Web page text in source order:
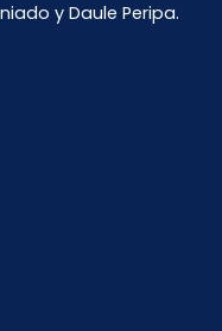
y Daule Peripa.